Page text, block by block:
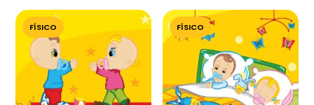
FÍSICO FÍSICO